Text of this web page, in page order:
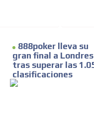
888poker lleva su
gran final a Londres
tras superar las
clasificaciones